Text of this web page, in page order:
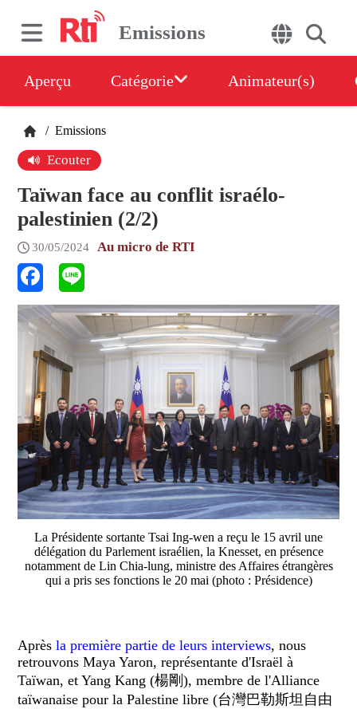
Emissions
Aperçu Catégorie Animateur(s)
/ Emissions
Ecouter
Taïwan face au conflit israélo-
palestinien (2/2)
30/05/2024 Au micro de RTI
La Présidente sortante Tsai Ing-wen a reçu le 15 avril une
délégation du Parlement israélien, la Knesset, en présence
notamment de Lin Chia-lung, ministre des Affaires étrangères
qui a pris ses fonctions le 20 mai (photo : Présidence)
Aprèsla première partie de leurs interviews, nous
retrouvons Maya Yaron, représentante d'Israël à
Taïwan, et Yang Kang (楊剛), membre de l'Alliance
taïwanaise pour la Palestine libre (台灣巴勒斯坦自由